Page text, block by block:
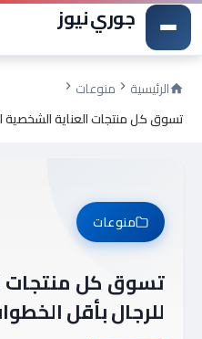
جوري نيوز
الرئيسية
منوعات
تسوق كل منتجات العناية الشخصية
منوعات
تسوق كل منتجات
للرجال بأقل